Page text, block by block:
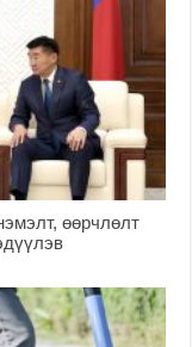
өөрчлөлт